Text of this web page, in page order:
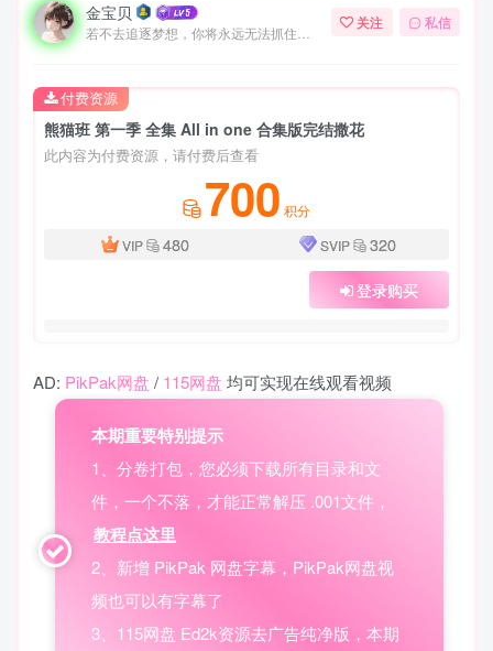
金宝贝 关注 私信
熊猫班 第一季 全集 All in one 合集版完结撒花
此内容为付费资源，请付费后查看
700 积分
VIP
480 SVIP 320
登录购买
付费资源
AD: PikPak网盘 / 115网盘 均可实现在线观看视频
本期重要特别提示
1、分卷打包，您必须下载所有目录和文
件，一个不落，才能正常解压 .001文件，
教程点这里
2、新增 PikPak 网盘字幕，PikPak网盘视
频也可以有字幕了
3、115网盘 Ed2k资源去广告纯净版，本期